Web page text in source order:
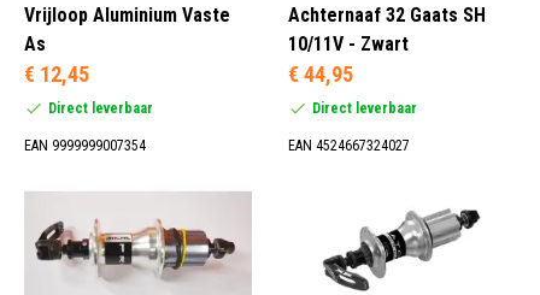
120 mm (16)
Chroom (2)
Geel (1)
Vrijloop Aluminium Vaste
As
€ 12,45
Direct leverbaar
EAN 9999999007354
Achternaaf 32 Gaats SH
10/11V - Zwart
€ 44,95
Direct leverbaar
EAN 4524667324027